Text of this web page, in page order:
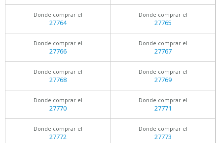
Donde comprar el
27764
Donde comprar el
27765
Donde comprar el
27766
Donde comprar el
27767
Donde comprar el
27768
Donde comprar el
27769
Donde comprar el
27770
Donde comprar el
27771
Donde comprar el
27772
Donde comprar el
27773